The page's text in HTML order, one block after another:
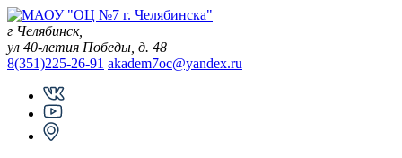
Skip
to
content
г Челябинск,
ул 40-летия Победы, д. 48
8(351)225-26-91 akadem7oc@yandex.ru